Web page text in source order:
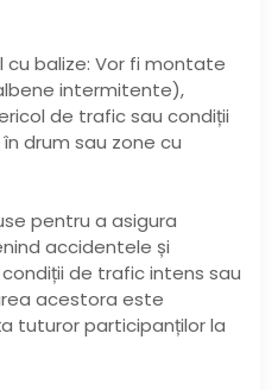
cu balize: Vor fi montate
intermitente),
de trafic sau condiții
drum sau zone cu
pentru a asigura
accidentele și
de trafic intens sau
acestora este
tuturor participanților la